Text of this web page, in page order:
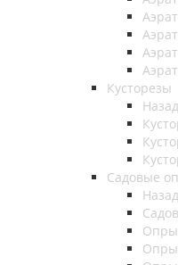
Кусторезы
Назад
Садовые
Назад